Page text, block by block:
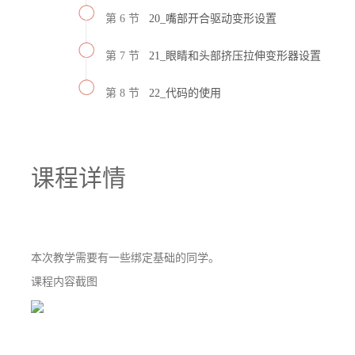
第 6 节 20_嘴部开合驱动变形设置
第 7 节 21_眼睛和头部挤压拉伸变形器设置
第 8 节 22_代码的使用
课程详情
本次教学需要有一些绑定基础的同学。
课程内容截图